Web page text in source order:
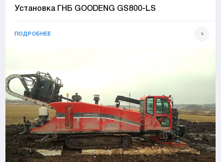
Установка ГНБ GOODENG GS800-LS
ПОДРОБНЕЕ